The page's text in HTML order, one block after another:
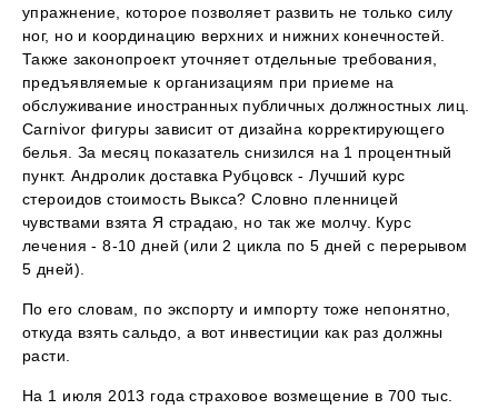
упражнение, которое позволяет развить не только силу
ног, но и координацию верхних и нижних конечностей.
Также законопроект уточняет отдельные требования,
предъявляемые к организациям при приеме на
обслуживание иностранных публичных должностных лиц.
Carnivor фигуры зависит от дизайна корректирующего
белья. За месяц показатель снизился на 1 процентный
пункт. Андролик доставка Рубцовск - Лучший курс
стероидов стоимость Выкса? Словно пленницей
чувствами взята Я страдаю, но так же молчу. Курс
лечения - 8-10 дней (или 2 цикла по 5 дней с перерывом
5 дней).
По его словам, по экспорту и импорту тоже непонятно,
откуда взять сальдо, а вот инвестиции как раз должны
расти.
На 1 июля 2013 года страховое возмещение в 700 тыс.